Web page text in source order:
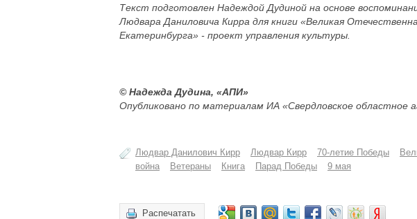
Текст подготовлен Надеждой Дудиной на основе
Людвара Даниловича Кирра для книги «Великая
Екатеринбурга» - проект управления культуры.
© Надежда Дудина, «АПИ»
Опубликовано по материалам ИА «Свердловское областное
Людвар Данилович Кирр Людвар Кирр 70-летие Победы
война
Ветераны Книга Парад Победы 9 мая
Распечатать